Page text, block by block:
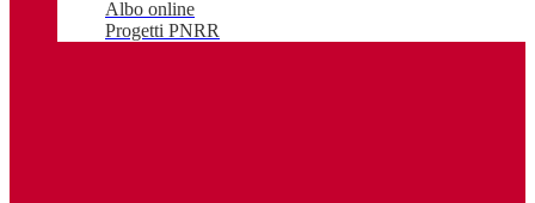
Albo online
Progetti PNRR